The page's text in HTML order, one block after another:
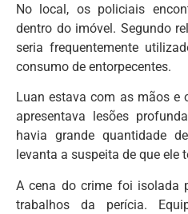
No local, os policiais
dentro do imóvel. Segundo
seria frequentemente
consumo de entorpecentes.
Luan estava com as mãos e
apresentava lesões
havia grande quantidade
levanta a suspeita de que ele
A cena do crime foi isolada
trabalhos da perícia.